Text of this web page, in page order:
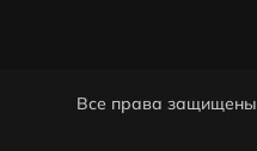
Все права